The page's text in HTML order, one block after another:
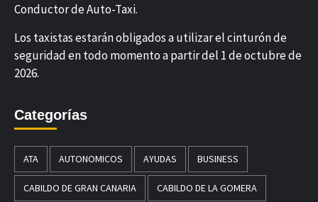
Conductor de Auto-Taxi.
Los taxistas estarán obligados a utilizar el cinturón de
seguridad en todo momento a partir del 1 de octubre de
2026.
Categorías
ATA AUTONOMICOS AYUDAS BUSINESS
CABILDO DE GRAN CANARIA CABILDO DE LA GOMERA